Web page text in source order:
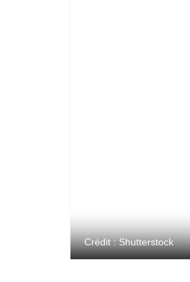
Crédit : Shutterstock